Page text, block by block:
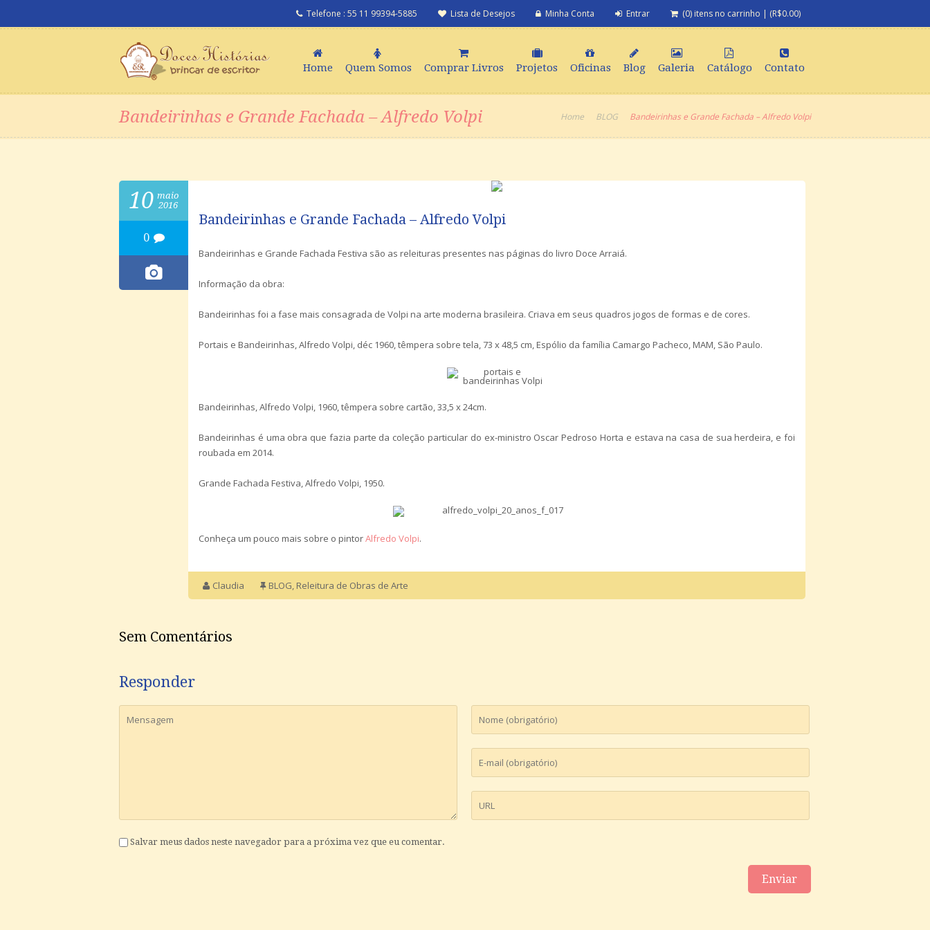
Telefone : 55 11 99394-5885 Lista de Desejos Minha Conta Entrar (0) itens no carrinho | (R$0.00)
Home Quem Somos Comprar Livros Projetos Oficinas Blog Galeria Catálogo Contato
Bandeirinhas e Grande Fachada – Alfredo Volpi Home BLOG Bandeirinhas e Grande Fachada – Alfredo Volpi
10 maio
2016
0
Bandeirinhas e Grande Fachada – Alfredo Volpi
Bandeirinhas e Grande Fachada Festiva são as releituras presentes nas páginas do livro Doce Arraiá.
Informação da obra:
Bandeirinhas foi a fase mais consagrada de Volpi na arte moderna brasileira. Criava em seus quadros jogos de formas e de cores.
Portais e Bandeirinhas, Alfredo Volpi, déc 1960, têmpera sobre tela, 73 x 48,5 cm, Espólio da família Camargo Pacheco, MAM, São Paulo.
Bandeirinhas, Alfredo Volpi, 1960, têmpera sobre cartão, 33,5 x 24cm.
Bandeirinhas é uma obra que fazia parte da coleção particular do ex-ministro Oscar Pedroso Horta e estava na casa de sua herdeira, e foi
roubada em 2014.
Grande Fachada Festiva, Alfredo Volpi, 1950.
Conheça um pouco mais sobre o pintorAlfredo Volpi.
Claudia BLOG, Releitura de Obras de Arte
Sem Comentários
Responder
Salvar meus dados neste navegador para a próxima vez que eu comentar.